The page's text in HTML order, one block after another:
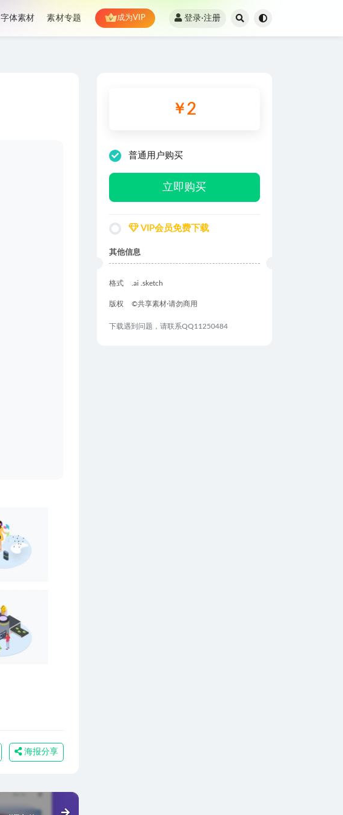
字体素材 素材专题 成为VIP 登录·注册
海报分享
￥ 2
普通用户购买
立即购买
VIP会员免费下载
其他信息
格式 .ai .sketch
版权 ©共享素材·请勿商用
下载遇到问题，请联系QQ11250484